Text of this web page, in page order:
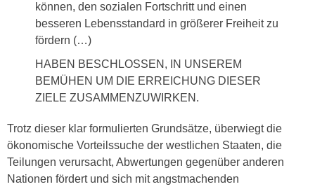
können, den sozialen Fortschritt und einen
besseren Lebensstandard in größerer Freiheit zu
fördern (…)
HABEN BESCHLOSSEN, IN UNSEREM
BEMÜHEN UM DIE ERREICHUNG DIESER
ZIELE ZUSAMMENZUWIRKEN.
Trotz dieser klar formulierten Grundsätze, überwiegt die
ökonomische Vorteilssuche der westlichen Staaten, die
Teilungen verursacht, Abwertungen gegenüber anderen
Nationen fördert und sich mit angstmachenden